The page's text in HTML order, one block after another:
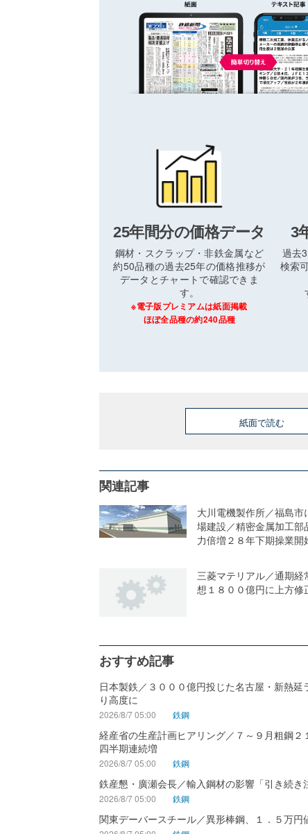
25年間分の価格データ
鋼材・スクラップ・非鉄金属など
約50品種の過去25年の価格推移が
データとチャートで確認できま
す。
※電子版プレミアムは紙面掲載
ほぼ全品種の約240品種
3
過去
検索
紙面で読む
関連記事
大川電機製作所／福島市
場建設／精密金属加工部
力倍増２８年下期操業開
三菱マテリアル／通期経
想１８００億円に上方修
おすすめ記事
日本製鉄／３０００億円投じた名古屋・新熱
り高度に
2026/8/7 05:00 鉄鋼
経産省の生産計画ヒアリング／７～９月粗鋼
四半期連続増
2026/8/7 05:00 鉄鋼
鉄産懇・廣瀬会長／輸入鋼材の影響「引き続き
2026/8/7 05:00 鉄鋼
関東デーバースチール／異形棒鋼、１．５万